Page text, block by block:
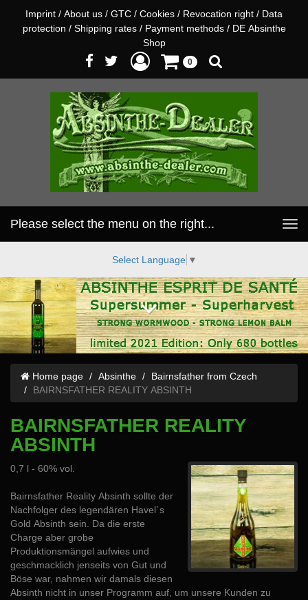
Imprint / About us / GTC / Cookies / Revocation right / Data
protection / Shipping rates / Payment methods / DE Absinthe
Shop
0
Please select the menu on the right...
Toggle
Select Language ▼
Home page Absinthe
Bairnsfather from Czech
BAIRNSFATHER REALITY ABSINTH
BAIRNSFATHER REALITY
ABSINTH
0,7 l - 60% vol.
Bairnsfather Reality Absinth sollte der
Nachfolger des legendären Havel`s
Gold Absinth sein. Da die erste
Charge aber grobe
Produktionsmängel aufwies und
geschmacklich jenseits von Gut und
Böse war, nahmen wir damals diesen
Absinth nicht in unser Programm auf, um unsere Kunden zu